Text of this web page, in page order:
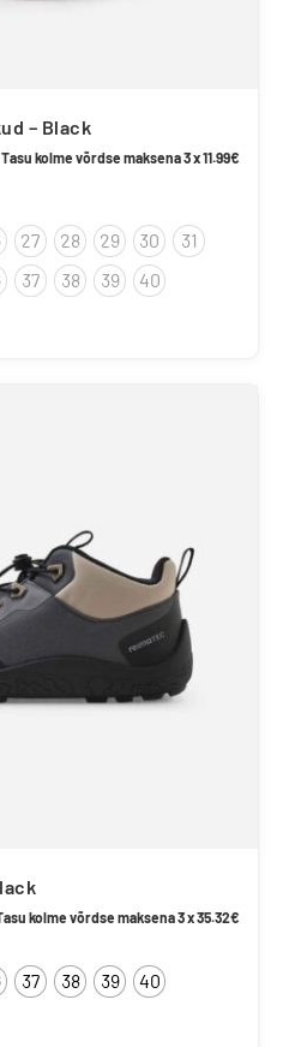
– Black
Tasu kolme võrdse maksena 3 x11.99€
27 28 29 30
31
37 38 39 40
kolme võrdse maksena 3 x35.32€
37 38 39 40